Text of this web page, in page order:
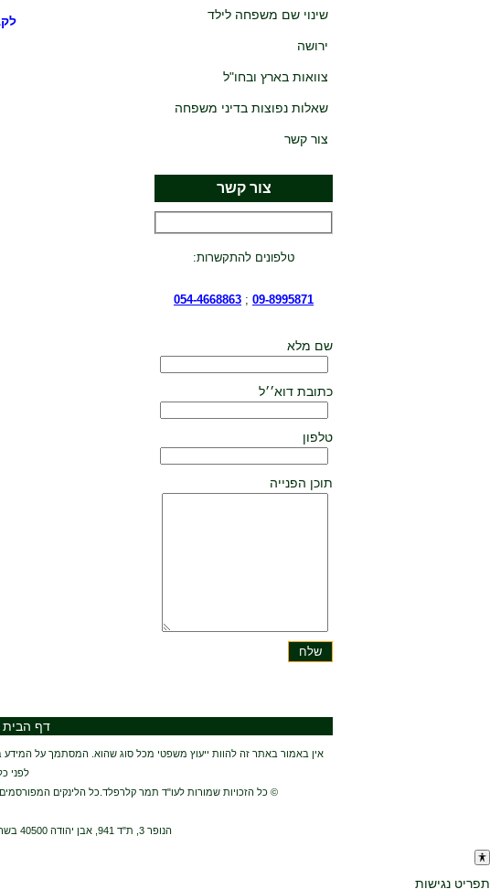
שינוי שם משפחה לילד
ירושה
צוואות בארץ ובחו"ל
שאלות נפוצות בדיני משפחה
צור קשר
צור קשר
טלפונים להתקשרות:
09-8995871
;
054-4668863
שם מלא
כתובת דוא׳׳ל
טלפון
תוכן הפנייה
דף הבית
אין באמור באתר זה להוות ייעוץ משפטי מכל סוג שהוא. המסתמך על המידע
לפני
© כל הזכויות שמורות לעו"ד תמר קלרפלד.כל הלינקים
הנופר 3, ת"ד 941, אבן יהודה 40500 בשרון ליד נתניה, טל: 09-8995871, נייד: 054-4668863, פקס: 03-7256255, דוא"ל:
תפריט נגישות